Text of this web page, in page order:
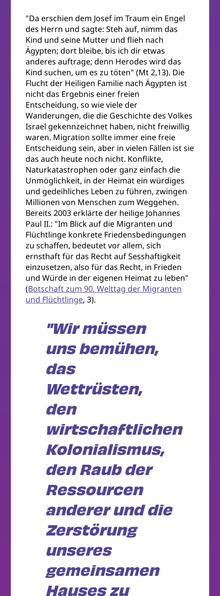
"Da erschien dem Josef im Traum ein Engel
des Herrn und sagte: Steh auf, nimm das
Kind und seine Mutter und flieh nach
Ägypten; dort bleibe, bis ich dir etwas
anderes auftrage; denn Herodes wird das
Kind suchen, um es zu töten" (Mt 2,13). Die
Flucht der Heiligen Familie nach Ägypten ist
nicht das Ergebnis einer freien
Entscheidung, so wie viele der
Wanderungen, die die Geschichte des Volkes
Israel gekennzeichnet haben, nicht freiwillig
waren. Migration sollte immer eine freie
Entscheidung sein, aber in vielen Fällen ist sie
das auch heute noch nicht. Konflikte,
Naturkatastrophen oder ganz einfach die
Unmöglichkeit, in der Heimat ein würdiges
und gedeihliches Leben zu führen, zwingen
Millionen von Menschen zum Weggehen.
Bereits 2003 erklärte der heilige Johannes
Paul II.: "Im Blick auf die Migranten und
Flüchtlinge konkrete Friedensbedingungen
zu schaffen, bedeutet vor allem, sich
ernsthaft für das Recht auf Sesshaftigkeit
einzusetzen, also für das Recht, in Frieden
und Würde in der eigenen Heimat zu leben"
(Botschaft zum 90. Welttag der Migranten
und Flüchtlinge, 3).
"Wir müssen
uns bemühen,
das
Wettrüsten,
den
wirtschaftlichen
Kolonialismus,
den Raub der
Ressourcen
anderer und die
Zerstörung
unseres
gemeinsamen
Hauses zu